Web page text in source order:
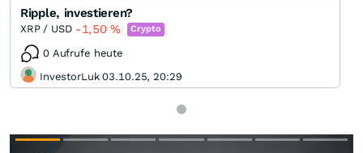
Ripple, investieren?
XRP / USD -1,50% Crypto
0 Aufrufe heute
InvestorLuk 03.10.25, 20:29